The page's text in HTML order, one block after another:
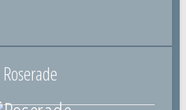
Roserade